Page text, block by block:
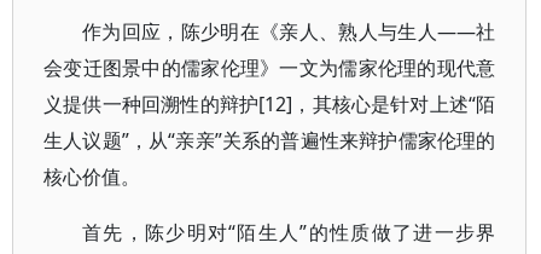
作为回应，陈少明在《亲人、熟人与生人——社
会变迁图景中的儒家伦理》一文为儒家伦理的现代意
义提供一种回溯性的辩护[12]，其核心是针对上述“陌
生人议题”，从“亲亲”关系的普遍性来辩护儒家伦理的
核心价值。
首先，陈少明对“陌生人”的性质做了进一步界